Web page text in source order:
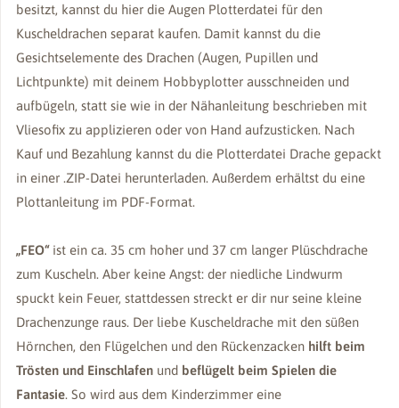
besitzt, kannst du hier die Augen Plotterdatei für den
Kuscheldrachen separat kaufen. Damit kannst du die
Gesichtselemente des Drachen (Augen, Pupillen und
Lichtpunkte) mit deinem Hobbyplotter ausschneiden und
aufbügeln, statt sie wie in der Nähanleitung beschrieben mit
Vliesofix zu applizieren oder von Hand aufzusticken. Nach
Kauf und Bezahlung kannst du die Plotterdatei Drache gepackt
in einer .ZIP-Datei herunterladen. Außerdem erhältst du eine
Plottanleitung im PDF-Format.
„FEO“ ist ein ca. 35 cm hoher und 37 cm langer Plüschdrache
zum Kuscheln. Aber keine Angst: der niedliche Lindwurm
spuckt kein Feuer, stattdessen streckt er dir nur seine kleine
Drachenzunge raus. Der liebe Kuscheldrache mit den süßen
Hörnchen, den Flügelchen und den Rückenzacken hilft beim
Trösten und Einschlafenund beflügelt beim Spielen die
Fantasie. So wird aus dem Kinderzimmer eine